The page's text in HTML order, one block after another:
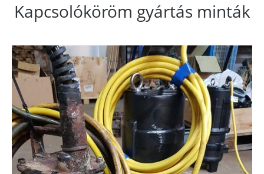
Kapcsolóköröm gyártás minták